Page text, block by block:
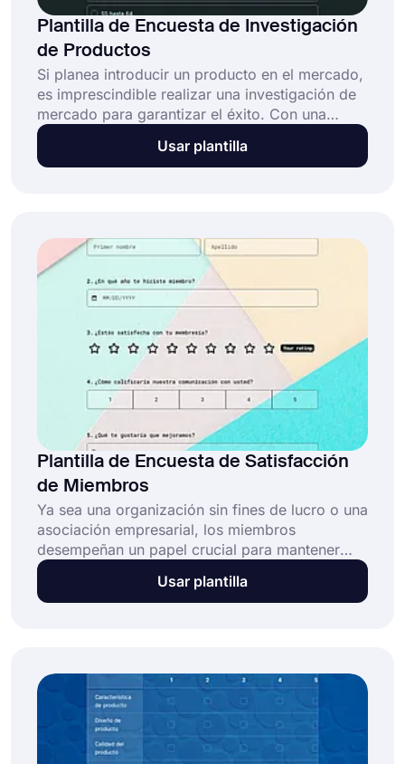
Plantilla de Encuesta de Investigación
de Productos
Si planea introducir un producto en el mercado,
es imprescindible realizar una investigación de
mercado para garantizar el éxito. Con una
encuesta de investigación de productos,
conocerá los problemas que tienen las personas
forms.app para comprender las necesidades
del mercado actual.
Usar plantilla
Plantilla de Encuesta de Satisfacción
de Miembros
Ya sea una organización sin fines de lucro o una
asociación empresarial, los miembros
desempeñan un papel crucial para mantener
activa la organización. Pero, primero, su moral
debe estar alta y necesitan ser felices. Una
satisfacción para miembros proporcionará
preguntas esenciales y un excelente diseño para
una solución rápida!
Usar plantilla